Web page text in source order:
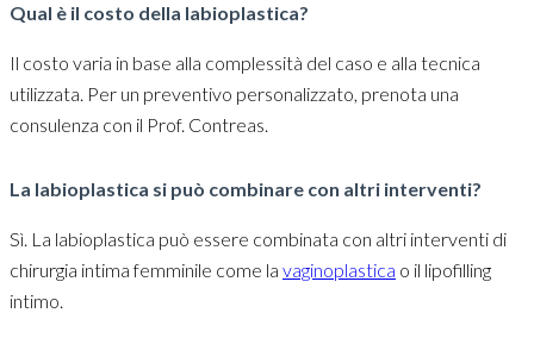
Qual è il costo della labioplastica?
Il costo varia in base alla complessità del caso e alla tecnica
utilizzata. Per un preventivo personalizzato, prenota una
consulenza con il Prof. Contreas.
La labioplastica si può combinare con altri interventi?
Sì. La labioplastica può essere combinata con altri interventi di
chirurgia intima femminile come la vaginoplastica o il lipofilling
intimo.